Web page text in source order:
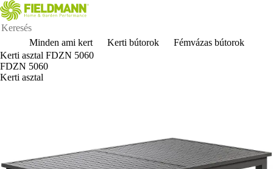
Minden ami kert Kerti bútorok
Fémvázas bútorok
Kerti asztal FDZN 5060
FDZN 5060
Kerti asztal